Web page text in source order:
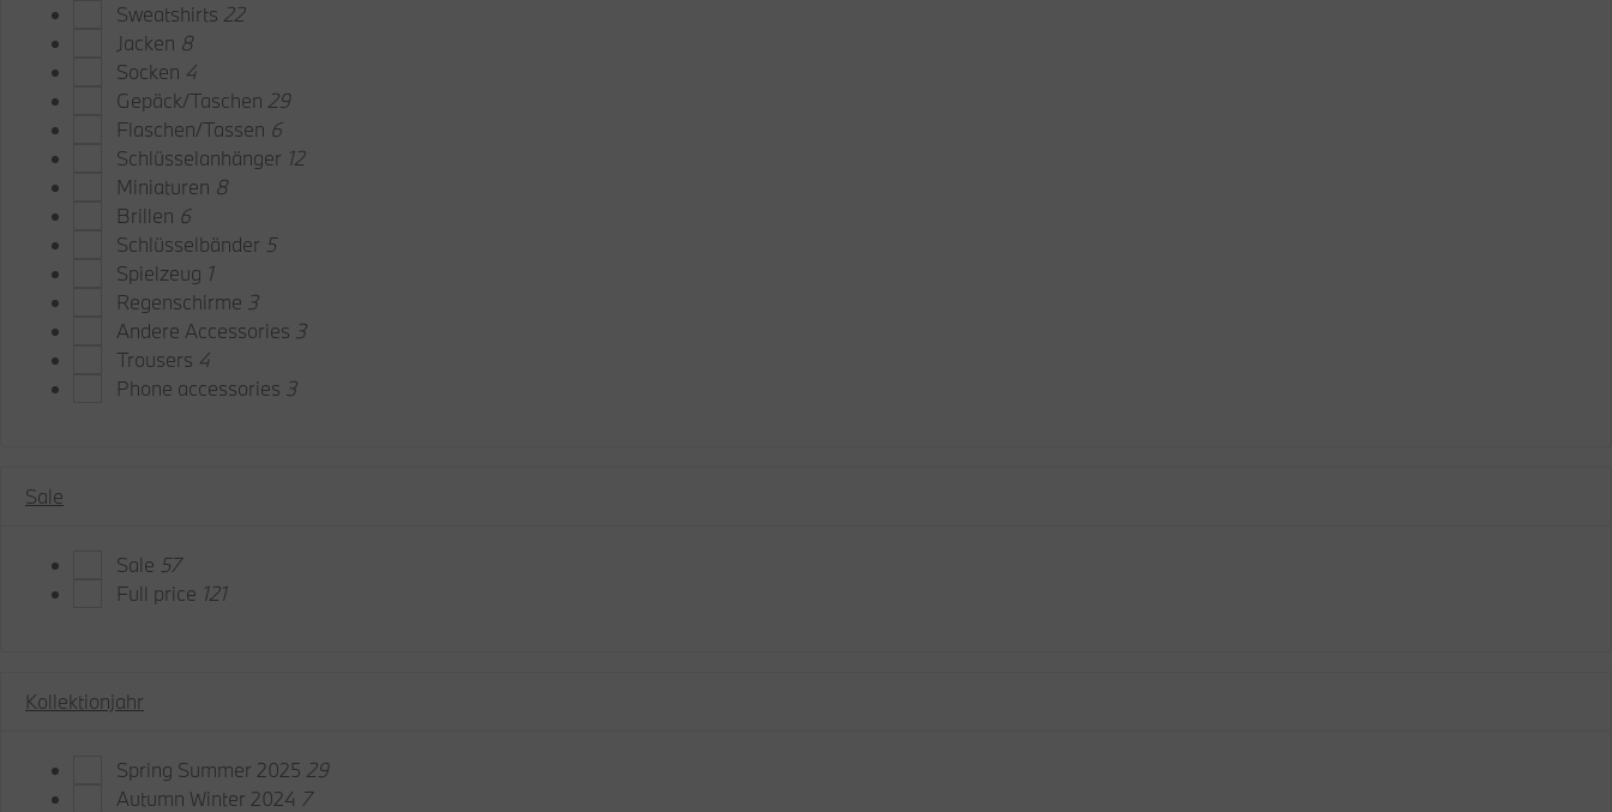
Sweatshirts 22
Jacken 8
Socken 4
Gepäck/Taschen 29
Flaschen/Tassen 6
Schlüsselanhänger 12
Miniaturen 8
Brillen 6
Schlüsselbänder 5
Spielzeug 1
Regenschirme 3
Andere Accessories 3
Trousers 4
Phone accessories 3
Sale
Sale 57
Full price 121
Kollektionjahr
Spring Summer 2025 29
Autumn Winter 2024 7